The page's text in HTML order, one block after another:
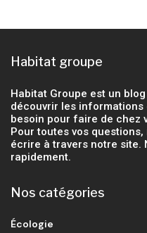
Habitat groupe
Habitat Groupe est un
découvrir les informations
besoin pour faire de chez
Pour toutes vos
écrire à travers notre site.
rapidement.
Nos catégories
Écologie